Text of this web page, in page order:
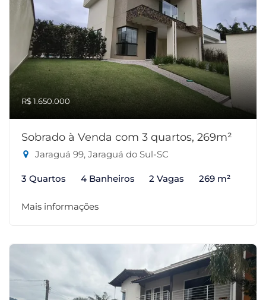
R$ 1.650.000
Sobrado à Venda com 3 quartos, 269m²
Jaraguá 99, Jaraguá do Sul-SC
3 Quartos 4 Banheiros 2 Vagas 269 m²
Mais informações